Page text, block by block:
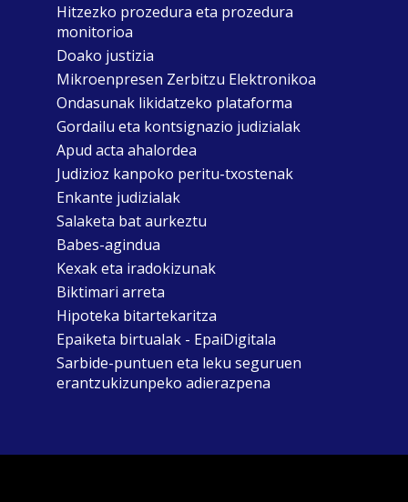
Hitzezko prozedura eta prozedura
monitorioa
Doako justizia
Mikroenpresen Zerbitzu Elektronikoa
Ondasunak likidatzeko plataforma
Gordailu eta kontsignazio judizialak
Apud acta ahalordea
Judizioz kanpoko peritu-txostenak
Enkante judizialak
Salaketa bat aurkeztu
Babes-agindua
Kexak eta iradokizunak
Biktimari arreta
Hipoteka bitartekaritza
Epaiketa birtualak - EpaiDigitala
Sarbide-puntuen eta leku seguruen
erantzukizunpeko adierazpena